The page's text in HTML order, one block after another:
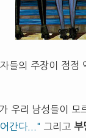
들의 주장이 점점
우리 남성들이
간다..." 그리고 부